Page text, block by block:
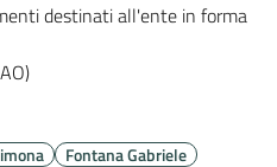
destinati all'ente in forma
Fontana Gabriele